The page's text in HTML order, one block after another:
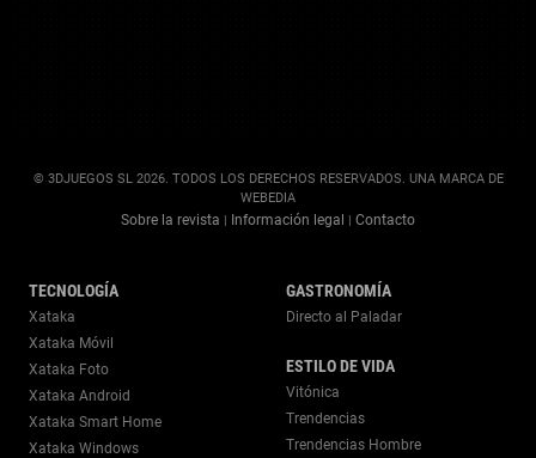
© 3DJUEGOS SL 2026. TODOS LOS DERECHOS RESERVADOS. UNA MARCA DE
WEBEDIA
Sobre la revista | Información legal | Contacto
TECNOLOGÍA
Xataka
Xataka Móvil
Xataka Foto
Xataka Android
Xataka Smart Home
Xataka Windows
GASTRONOMÍA
Directo al Paladar
ESTILO DE VIDA
Vitónica
Trendencias
Trendencias Hombre